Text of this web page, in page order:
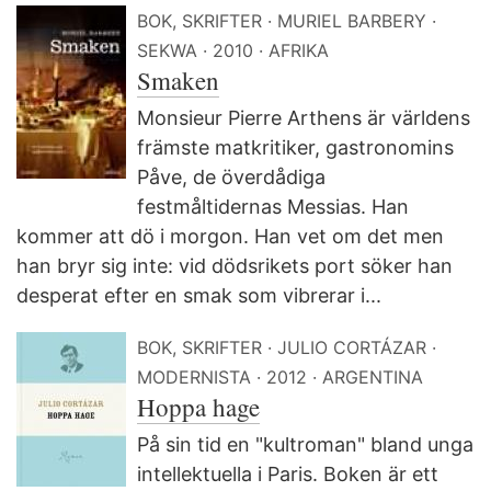
BOK, SKRIFTER
MURIEL BARBERY
SEKWA
2010 AFRIKA
Smaken
Monsieur Pierre Arthens är världens
främste matkritiker, gastronomins
Påve, de överdådiga
festmåltidernas Messias. Han
kommer att dö i morgon. Han vet om det men
han bryr sig inte: vid dödsrikets port söker han
desperat efter en smak som vibrerar i...
BOK, SKRIFTER
JULIO CORTÁZAR
MODERNISTA
2012 ARGENTINA
Hoppa hage
På sin tid en "kultroman" bland unga
intellektuella i Paris. Boken är ett